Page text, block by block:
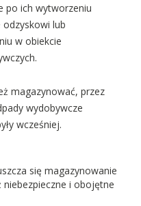
po ich wytworzeniu
odzyskowi lub
w obiekcie
magazynować, przez
wydobywcze
wcześniej.
się magazynowanie
i obojętne